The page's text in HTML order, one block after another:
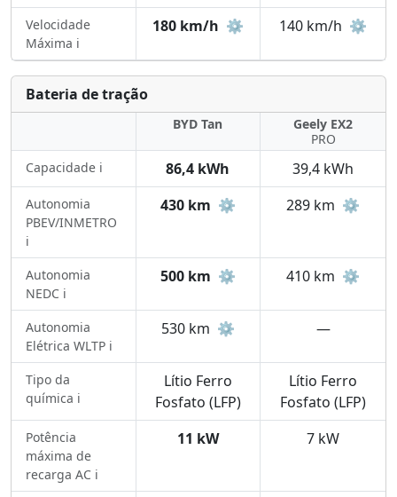
Velocidade
Máxima ℹ️
180 km/h ⚙️ 140 km/h ⚙️
Bateria de tração
BYD Tan
Geely EX2
PRO
Capacidade ℹ️
86,4 kWh 39,4 kWh
Autonomia
PBEV/INMETRO
ℹ️
430 km ⚙️ 289 km ⚙️
Autonomia
NEDC ℹ️
500 km ⚙️ 410 km ⚙️
Autonomia
Elétrica WLTP ℹ️
530 km ⚙️ —
Tipo da
química ℹ️
Lítio Ferro
Fosfato (LFP)
Lítio Ferro
Fosfato (LFP)
Potência
máxima de
recarga AC ℹ️
11 kW 7 kW